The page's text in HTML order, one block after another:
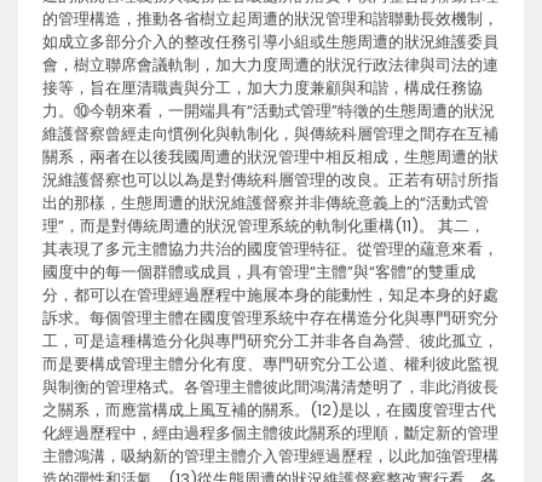
的管理構造，推動各省樹立起周遭的狀況管理和諧聯動長效機制，
如成立多部分介入的整改任務引導小組或生態周遭的狀況維護委員
會，樹立聯席會議軌制，加大力度周遭的狀況行政法律與司法的連
接等，旨在厘清職責與分工，加大力度兼顧與和諧，構成任務協
力。⑩今朝來看，一開端具有“活動式管理”特徵的生態周遭的狀況
維護督察曾經走向慣例化與軌制化，與傳統科層管理之間存在互補
關系，兩者在以後我國周遭的狀況管理中相反相成，生態周遭的狀
況維護督察也可以以為是對傳統科層管理的改良。正若有研討所指
出的那樣，生態周遭的狀況維護督察并非傳統意義上的“活動式管
理”，而是對傳統周遭的狀況管理系統的軌制化重構(11)。 其二，
其表現了多元主體協力共治的國度管理特征。從管理的蘊意來看，
國度中的每一個群體或成員，具有管理“主體”與“客體”的雙重成
分，都可以在管理經過歷程中施展本身的能動性，知足本身的好處
訴求。每個管理主體在國度管理系統中存在構造分化與專門研究分
工，可是這種構造分化與專門研究分工并非各自為營、彼此孤立，
而是要構成管理主體分化有度、專門研究分工公道、權利彼此監視
與制衡的管理格式。各管理主體彼此間鴻溝清楚明了，非此消彼長
之關系，而應當構成上風互補的關系。(12)是以，在國度管理古代
化經過歷程中，經由過程多個主體彼此關系的理順，斷定新的管理
主體鴻溝，吸納新的管理主體介入管理經過歷程，以此加強管理構